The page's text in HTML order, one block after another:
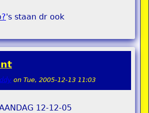
?'s staan dr ook
on Tue, 2005-12-13 11:03
12-12-05